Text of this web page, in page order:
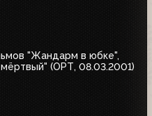
"Жандарм в юбке",
(ОРТ, 08.03.2001)